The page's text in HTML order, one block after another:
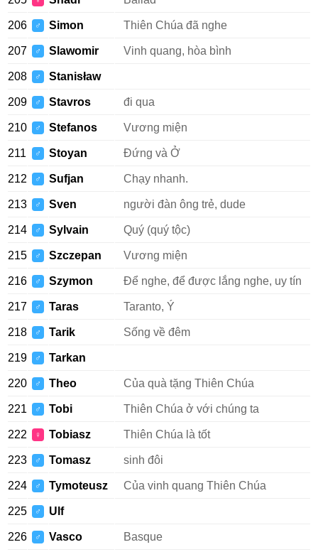
206 ♂ Simon Thiên Chúa đã nghe
207 ♂ Slawomir Vinh quang, hòa bình
208 ♂ Stanisław
209 ♂ Stavros đi qua
210 ♂ Stefanos Vương miện
211 ♂ Stoyan Đứng và Ở
212 ♂ Sufjan Chạy nhanh.
213 ♂ Sven người đàn ông trẻ, dude
214 ♂ Sylvain Quý (quý tộc)
215 ♂ Szczepan Vương miện
216 ♂ Szymon Để nghe, để được lắng nghe, uy tín
217 ♂ Taras Taranto, Ý
218 ♂ Tarik Sống về đêm
219 ♂ Tarkan
220 ♂ Theo Của quà tặng Thiên Chúa
221 ♂ Tobi Thiên Chúa ở với chúng ta
222 ♀ Tobiasz Thiên Chúa là tốt
223 ♂ Tomasz sinh đôi
224 ♂ Tymoteusz Của vinh quang Thiên Chúa
225 ♂ Ulf
226 ♂ Vasco Basque